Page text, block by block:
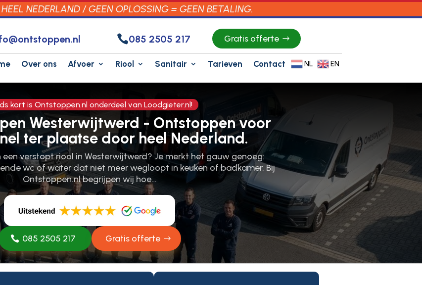
NEDERLAND / GEEN OPLOSSING = GEEN BETALING.
085 2505 217 Gratis offerte
Over ons Afvoer Riool Sanitair Tarieven Contact NL EN
kort is Ontstoppen.nl onderdeel van Loodgieter.nl!
Westerwijtwerd - Ontstoppen voor
ter plaatse door heel Nederland.
een verstopt riool in Westerwijtwerd? Je merkt het gauw genoeg:
wc of water dat niet meer wegloopt in keuken of badkamer.​ Bij
Ontstoppen.​nl begrijpen wij hoe…
085 2505 217 Gratis offerte